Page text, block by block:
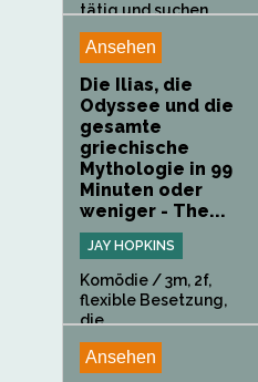
tätig und suchen...
Ansehen
Die Ilias, die
Odyssee und die
gesamte
griechische
Mythologie in 99
Minuten oder
weniger - The...
JAY HOPKINS
Komödie / 3m, 2f,
flexible Besetzung,
die...
Ansehen